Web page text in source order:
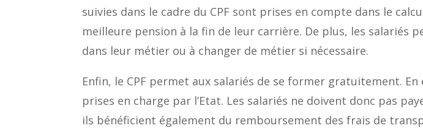
suivies dans le cadre du CPF sont prises en compte dans le
meilleure pension à la fin de leur carrière. De plus, les salariés
dans leur métier ou à changer de métier si nécessaire.
Enfin, le CPF permet aux salariés de se former gratuitement.
prises en charge par l’Etat. Les salariés ne doivent donc pas
ils bénéficient également du remboursement des frais de